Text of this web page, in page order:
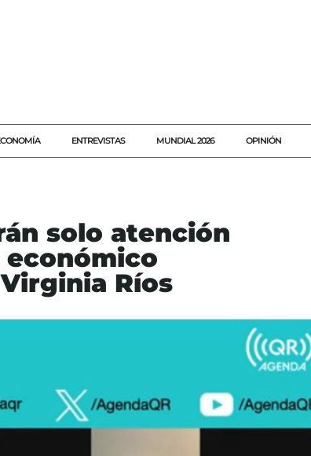
ENTREVISTAS MUNDIAL 2026 OPINIÓN
solo atención
Ríos